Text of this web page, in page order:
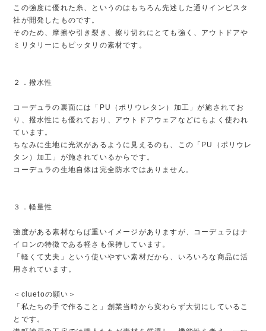
この強度に優れた糸、というのはもちろん先述した通りインビスタ
社が開発したものです。
そのため、摩擦や引き裂き、擦り切れにとても強く、アウトドアや
ミリタリーにもピッタリの素材です。
２．撥水性
コーデュラの裏面には「PU（ポリウレタン）加工」が施されてお
り、撥水性にも優れており、アウトドアウェアなどにもよく使われ
ています。
ちなみに生地に光沢があるように見えるのも、この「PU（ポリウレ
タン）加工」が施されているからです。
コーデュラの生地自体は完全防水ではありません。
３．軽量性
強度がある素材ならば重いイメージがありますが、コーデュラはナ
イロンの特徴である軽さも保持しています。
「軽くて丈夫」という使いやすい素材だから、いろいろな商品に活
用されています。
＜cluetoの願い＞
「私たちの手で作ること」創業当時から変わらず大切にしているこ
とです。